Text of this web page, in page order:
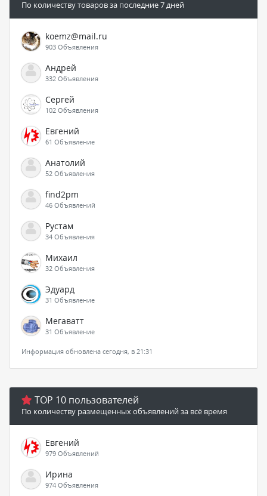
По количеству товаров за последние 7 дней
koemz@mail.ru
903 Объявления
Андрей
332 Объявления
Сергей
102 Объявления
Евгений
61 Объявление
Анатолий
52 Объявления
find2pm
46 Объявлений
Рустам
34 Объявления
Михаил
32 Объявления
Эдуард
31 Объявление
Мегаватт
31 Объявление
Информация обновлена сегодня, в 21:31
TOP 10 пользователей
По количеству размещенных объявлений за всё время
Евгений
979 Объявлений
Ирина
974 Объявления